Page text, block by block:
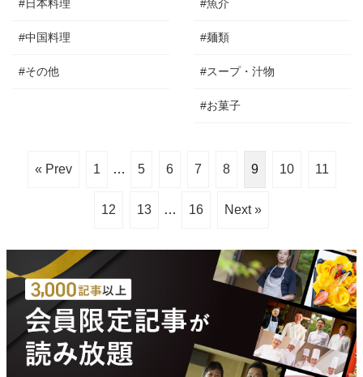
#日本料理
#中国料理
#その他
#魚介
#麺類
#スープ・汁物
#お菓子
« Prev 1 … 5 6 7 8 9 10 11
12 13 … 16 Next »